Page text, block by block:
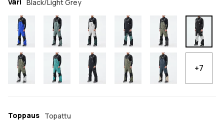
Black/Light Grey
+7
Toppaus Topattu